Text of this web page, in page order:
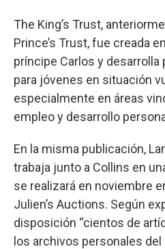
The King’s Trust,
Prince’s Trust, fue creada
príncipe Carlos y desarrolla
para jóvenes en situación
especialmente en áreas
empleo y desarrollo
En la misma publicación,
trabaja junto a Collins en
se realizará en noviembre
Julien’s Auctions. Según
disposición “cientos de
los archivos personales